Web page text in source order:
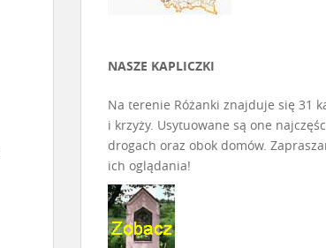
NASZE KAPLICZKI
Na terenie Różanki znajduje się 31
i krzyży. Usytuowane są one
drogach oraz obok domów.
ich oglądania!